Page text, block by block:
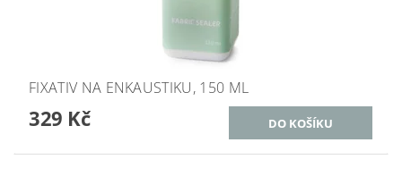
FIXATIV NA ENKAUSTIKU, 150 ML
329 Kč